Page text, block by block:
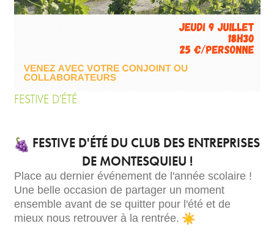
FESTIVE D'ÉTÉ
FESTIVE D'ÉTÉ DU CLUB DES ENTREPRISES
DE MONTESQUIEU !
Place au dernier événement de l'année scolaire !
Une belle occasion de partager un moment
ensemble avant de se quitter pour l'été et de
mieux nous retrouver à la rentrée.